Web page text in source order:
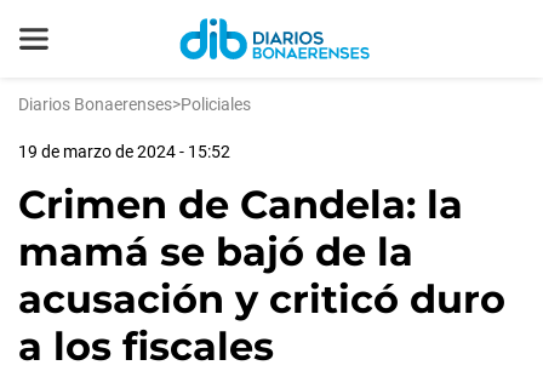
Diarios Bonaerenses>Policiales
19 de marzo de 2024 - 15:52
Crimen de Candela: la
mamá se bajó de la
acusación y criticó duro
a los fiscales